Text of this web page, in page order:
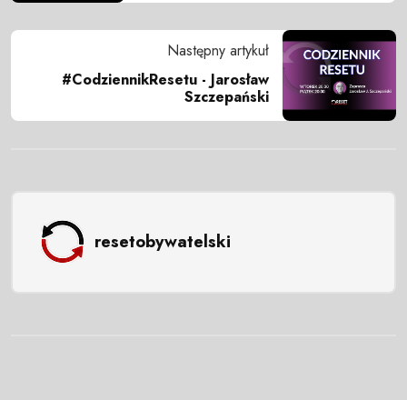
Następny artykuł
#CodziennikResetu - Jarosław
Szczepański
resetobywatelski